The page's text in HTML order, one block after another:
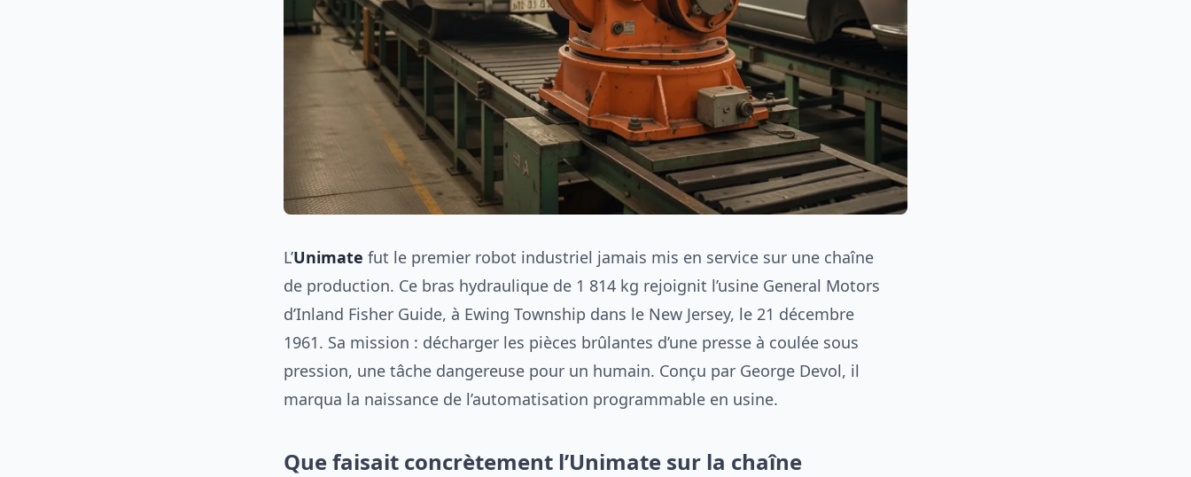
L’Unimate fut le premier robot industriel jamais mis en service sur une chaîne
de production. Ce bras hydraulique de 1 814 kg rejoignit l’usine General Motors
d’Inland Fisher Guide, à Ewing Township dans le New Jersey, le 21 décembre
1961. Sa mission : décharger les pièces brûlantes d’une presse à coulée sous
pression, une tâche dangereuse pour un humain. Conçu par George Devol, il
marqua la naissance de l’automatisation programmable en usine.
Que faisait concrètement l’Unimate sur la chaîne